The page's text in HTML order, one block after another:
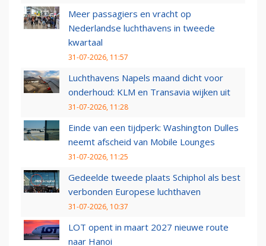
Meer passagiers en vracht op
Nederlandse luchthavens in tweede
kwartaal
31-07-2026, 11:57
Luchthavens Napels maand dicht voor
onderhoud: KLM en Transavia wijken uit
31-07-2026, 11:28
Einde van een tijdperk: Washington Dulles
neemt afscheid van Mobile Lounges
31-07-2026, 11:25
Gedeelde tweede plaats Schiphol als best
verbonden Europese luchthaven
31-07-2026, 10:37
LOT opent in maart 2027 nieuwe route
naar Hanoi